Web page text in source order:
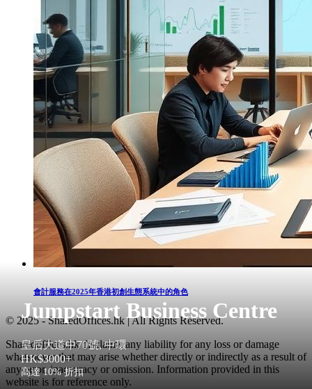
Jumpstart Business Centre
皇后大道中70號, 中環
HK$3000+
高達 10% 折扣
會計服務在2025年香港初創生態系統中的角色
© 2025 - SharedOffices.hk | All Rights Reserved.
Sharedoffices.hk disclaims any liability for any loss or damage
whatsoever that may arise whether directly or indirectly as a result of
any error, inaccuracy or omission. Information provided in this
website is for reference only.